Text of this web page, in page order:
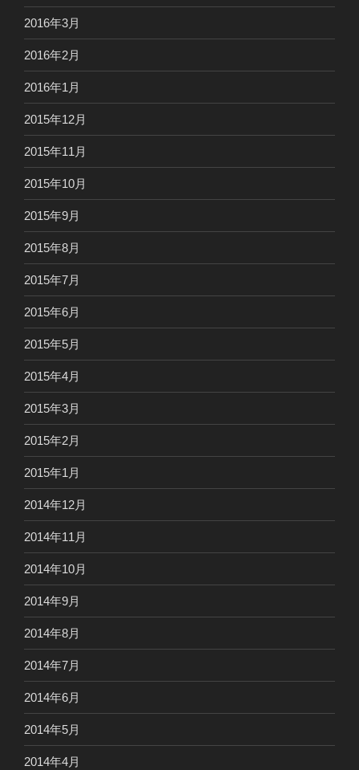
2016年3月
2016年2月
2016年1月
2015年12月
2015年11月
2015年10月
2015年9月
2015年8月
2015年7月
2015年6月
2015年5月
2015年4月
2015年3月
2015年2月
2015年1月
2014年12月
2014年11月
2014年10月
2014年9月
2014年8月
2014年7月
2014年6月
2014年5月
2014年4月